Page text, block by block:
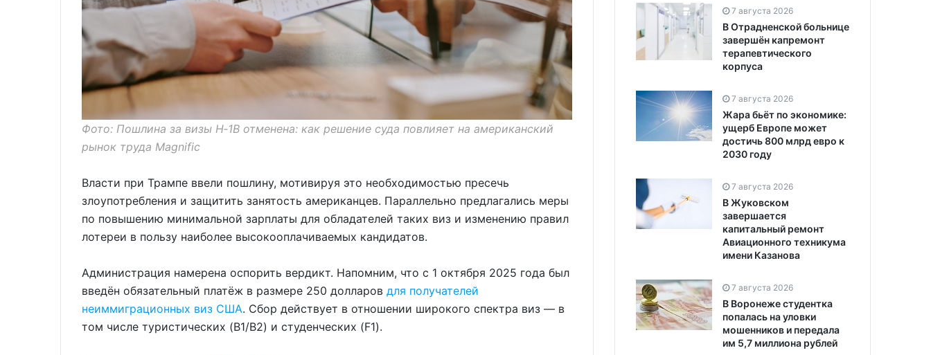
Фото: Пошлина за визы H‑1B отменена: как решение суда повлияет на американский
рынок труда Magnific
Власти при Трампе ввели пошлину, мотивируя это необходимостью пресечь
злоупотребления и защитить занятость американцев. Параллельно предлагались меры
по повышению минимальной зарплаты для обладателей таких виз и изменению правил
лотереи в пользу наиболее высокооплачиваемых кандидатов.
Администрация намерена оспорить вердикт. Напомним, что с 1 октября 2025 года был
введён обязательный платёж в размере 250 долларов для получателей
неиммиграционных виз США. Сбор действует в отношении широкого спектра виз — в
том числе туристических (B1/B2) и студенческих (F1).
7 августа 2026
В Отрадненской больнице
завершён капремонт
терапевтического
корпуса
7 августа 2026
Жара бьёт по экономике:
ущерб Европе может
достичь 800 млрд евро к
2030 году
7 августа 2026
В Жуковском
завершается
капитальный ремонт
Авиационного техникума
имени Казанова
7 августа 2026
В Воронеже студентка
попалась на уловки
мошенников и передала
им 5,7 миллиона рублей